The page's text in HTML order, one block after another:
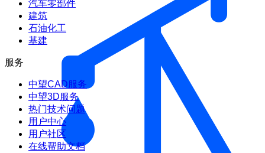
汽车零部件
建筑
石油化工
基建
服务
中望CAD服务
中望3D服务
热门技术问题
用户中心
用户社区
在线帮助文档